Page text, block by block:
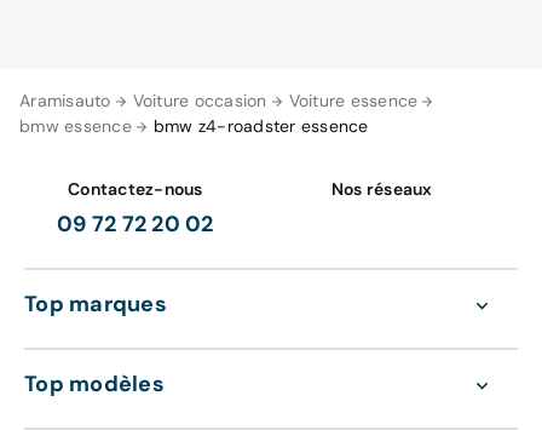
Aramisauto Voiture occasion
Voiture essence
bmw essence
bmw z4-roadster essence
Contactez-nous
09 72 72 20 02
Nos réseaux
Top marques
Top modèles